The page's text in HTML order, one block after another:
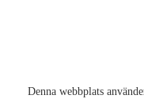
Denna webbplats